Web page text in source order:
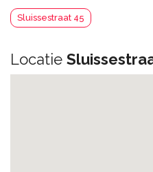
Sluissestraat 45
Locatie